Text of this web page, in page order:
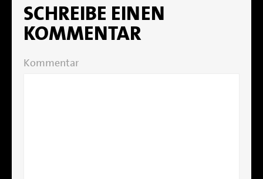
SCHREIBE EINEN
KOMMENTAR
Kommentar